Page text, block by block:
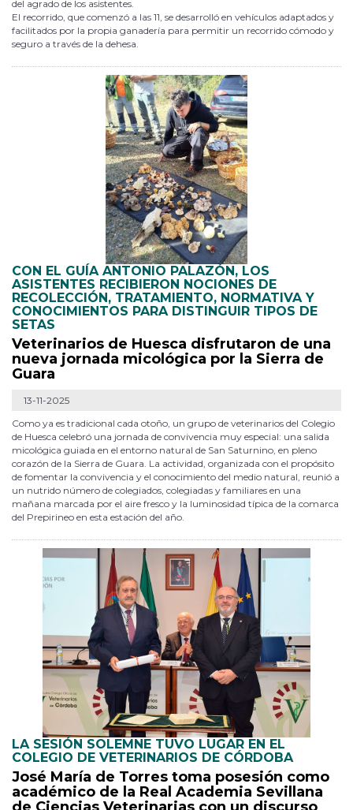
del agrado de los asistentes.
El recorrido, que comenzó a las 11, se desarrolló en vehículos adaptados y
facilitados por la propia ganadería para permitir un recorrido cómodo y
seguro a través de la dehesa.
CON EL GUÍA ANTONIO PALAZÓN, LOS
ASISTENTES RECIBIERON NOCIONES DE
RECOLECCIÓN, TRATAMIENTO, NORMATIVA Y
CONOCIMIENTOS PARA DISTINGUIR TIPOS DE
SETAS
Veterinarios de Huesca disfrutaron de una
nueva jornada micológica por la Sierra de
Guara
13-11-2025
Como ya es tradicional cada otoño, un grupo de veterinarios del Colegio
de Huesca celebró una jornada de convivencia muy especial: una salida
micológica guiada en el entorno natural de San Saturnino, en pleno
corazón de la Sierra de Guara. La actividad, organizada con el propósito
de fomentar la convivencia y el conocimiento del medio natural, reunió a
un nutrido número de colegiados, colegiadas y familiares en una
mañana marcada por el aire fresco y la luminosidad típica de la comarca
del Prepirineo en esta estación del año.
LA SESIÓN SOLEMNE TUVO LUGAR EN EL
COLEGIO DE VETERINARIOS DE CÓRDOBA
José María de Torres toma posesión como
académico de la Real Academia Sevillana